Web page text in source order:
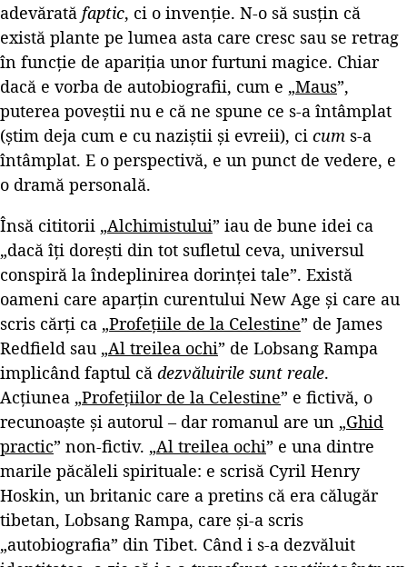
adevărată faptic, ci o invenție. N-o să susțin că
există plante pe lumea asta care cresc sau se retrag
în funcție de apariția unor furtuni magice. Chiar
dacă e vorba de autobiografii, cum e „Maus”,
puterea poveștii nu e că ne spune ce s-a întâmplat
(știm deja cum e cu naziștii și evreii), ci cum s-a
întâmplat. E o perspectivă, e un punct de vedere, e
o dramă personală.
Însă cititorii „Alchimistului” iau de bune idei ca
„dacă îți dorești din tot sufletul ceva, universul
conspiră la îndeplinirea dorinței tale”. Există
oameni care aparțin curentului New Age și care au
scris cărți ca „Profețiile de la Celestine” de James
Redfield sau „Al treilea ochi” de Lobsang Rampa
implicând faptul că dezvăluirile sunt reale.
Acțiunea „Profețiilor de la Celestine” e fictivă, o
recunoaște și autorul – dar romanul are un „Ghid
practic” non-fictiv. „Al treilea ochi” e una dintre
marile păcăleli spirituale: e scrisă Cyril Henry
Hoskin, un britanic care a pretins că era călugăr
tibetan, Lobsang Rampa, care și-a scris
„autobiografia” din Tibet. Când i s-a dezvăluit